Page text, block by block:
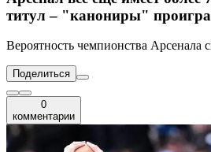
титул – "канониры"
Вероятность чемпионства Арсенала
Поделиться
0
комментарии